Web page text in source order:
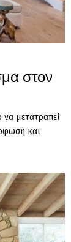
στον
μετατραπεί
και